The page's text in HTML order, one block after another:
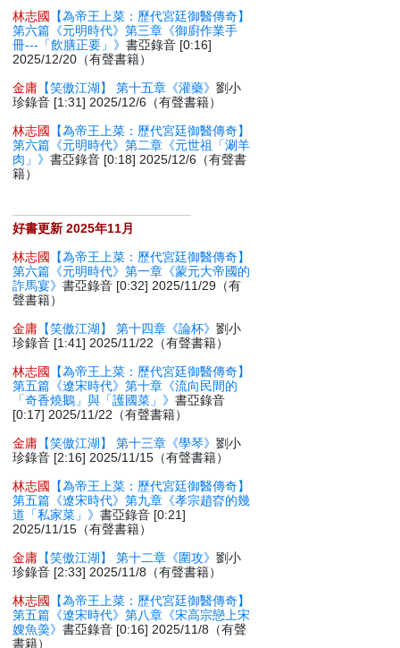
林志國
【為帝王上菜：歷代宮廷御醫傳奇】
第六篇《元明時代》第三章《御廚作業手
冊---「飲膳正要」》書亞錄音 [0:16]
2025/12/20（有聲書籍）
金庸 【笑傲江湖】 第十五章《灌藥》劉小
珍錄音 [1:31] 2025/12/6（有聲書籍）
林志國
【為帝王上菜：歷代宮廷御醫傳奇】
第六篇《元明時代》第二章《元世祖「涮羊
肉」》書亞錄音 [0:18] 2025/12/6（有聲書
籍）
好書更新 2025年11月
林志國
【為帝王上菜：歷代宮廷御醫傳奇】
第六篇《元明時代》第一章《蒙元大帝國的
詐馬宴》書亞錄音 [0:32] 2025/11/29（有
聲書籍）
金庸 【笑傲江湖】 第十四章《論杯》劉小
珍錄音 [1:41] 2025/11/22（有聲書籍）
林志國
【為帝王上菜：歷代宮廷御醫傳奇】
第五篇《遼宋時代》第十章《流向民間的
「奇香燒鵝」與「護國菜」》書亞錄音
[0:17] 2025/11/22（有聲書籍）
金庸 【笑傲江湖】 第十三章《學琴》劉小
珍錄音 [2:16] 2025/11/15（有聲書籍）
林志國
【為帝王上菜：歷代宮廷御醫傳奇】
第五篇《遼宋時代》第九章《孝宗趙昚的幾
道「私家菜」》書亞錄音 [0:21]
2025/11/15（有聲書籍）
金庸 【笑傲江湖】 第十二章《圍攻》劉小
珍錄音 [2:33] 2025/11/8（有聲書籍）
林志國
【為帝王上菜：歷代宮廷御醫傳奇】
第五篇《遼宋時代》第八章《宋高宗戀上宋
嫂魚羮》書亞錄音 [0:16] 2025/11/8（有聲
書籍）